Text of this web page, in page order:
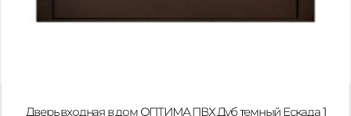
Дверь входная в дом ОПТИМА ПВХ Дуб темный Ескада 1